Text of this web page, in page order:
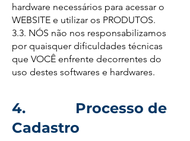
hardware necessários para acessar o
WEBSITE e utilizar os PRODUTOS.
3.3. NÓS não nos responsabilizamos
por quaisquer dificuldades técnicas
que VOCÊ enfrente decorrentes do
uso destes softwares e hardwares.
4. Processo de
Cadastro